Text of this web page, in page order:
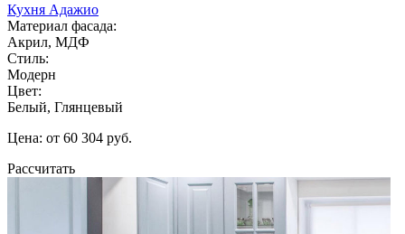
Кухня Адажио
Материал фасада:
Акрил, МДФ
Стиль:
Модерн
Цвет:
Белый, Глянцевый
Цена: от 60 304 руб.
Рассчитать